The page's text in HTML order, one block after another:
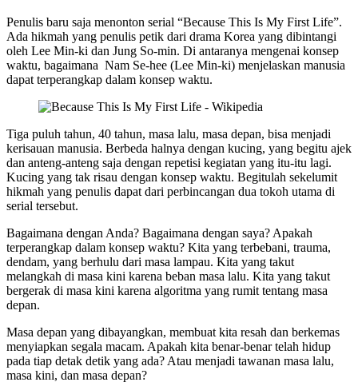
Penulis baru saja menonton serial “Because This Is My First Life”.
Ada hikmah yang penulis petik dari drama Korea yang dibintangi
oleh Lee Min-ki dan Jung So-min. Di antaranya mengenai konsep
waktu, bagaimana Nam Se-hee (Lee Min-ki) menjelaskan manusia
dapat terperangkap dalam konsep waktu.
Tiga puluh tahun, 40 tahun, masa lalu, masa depan, bisa menjadi
kerisauan manusia. Berbeda halnya dengan kucing, yang begitu ajek
dan anteng-anteng saja dengan repetisi kegiatan yang itu-itu lagi.
Kucing yang tak risau dengan konsep waktu. Begitulah sekelumit
hikmah yang penulis dapat dari perbincangan dua tokoh utama di
serial tersebut.
Bagaimana dengan Anda? Bagaimana dengan saya? Apakah
terperangkap dalam konsep waktu? Kita yang terbebani, trauma,
dendam, yang berhulu dari masa lampau. Kita yang takut
melangkah di masa kini karena beban masa lalu. Kita yang takut
bergerak di masa kini karena algoritma yang rumit tentang masa
depan.
Masa depan yang dibayangkan, membuat kita resah dan berkemas
menyiapkan segala macam. Apakah kita benar-benar telah hidup
pada tiap detak detik yang ada? Atau menjadi tawanan masa lalu,
masa kini, dan masa depan?